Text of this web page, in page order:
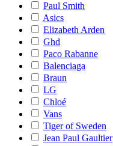
Paul Smith
Asics
Elizabeth Arden
Ghd
Paco Rabanne
Balenciaga
Braun
LG
Chloé
Vans
Tiger of Sweden
Jean Paul Gaultier